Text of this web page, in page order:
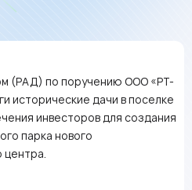
(РАД) по поручению ООО «РТ-
исторические дачи в поселке
инвесторов для создания
парка нового
центра.